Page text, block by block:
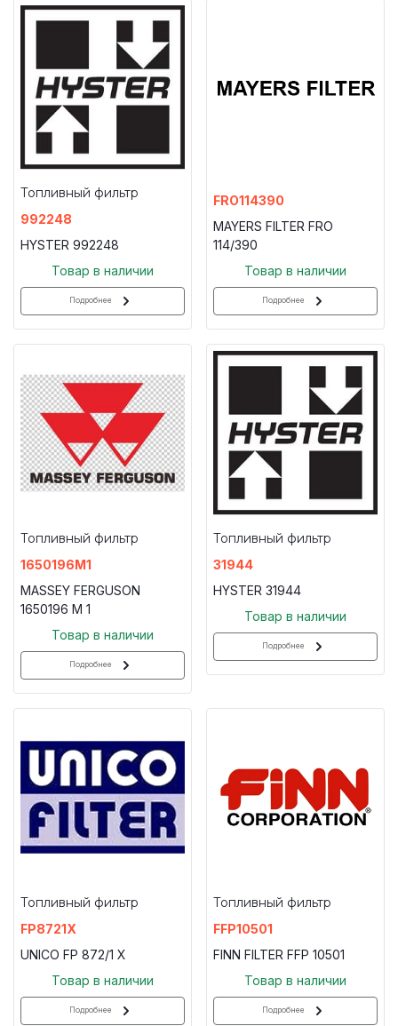
Топливный фильтр
992248
HYSTER 992248
Товар в наличии
Подробнее
FRO114390
MAYERS FILTER FRO
114/390
Товар в наличии
Подробнее
Топливный фильтр
1650196M1
MASSEY FERGUSON
1650196 M 1
Товар в наличии
Подробнее
Топливный фильтр
31944
HYSTER 31944
Товар в наличии
Подробнее
Топливный фильтр
FP8721X
UNICO FP 872/1 X
Товар в наличии
Подробнее
Топливный фильтр
FFP10501
FINN FILTER FFP 10501
Товар в наличии
Подробнее